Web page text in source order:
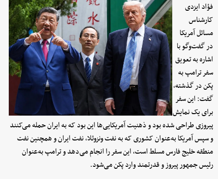
فؤاد ایزدی
کارشناس
مسائل آمریکا
در گفت‌وگو با
اشاره به تعویق
سفر ترامپ به
پکن در گذشته،
گفت: این سفر
برای یک نمایش
پیروزی طراحی شده بود و ذهنیت آمریکایی‌ها این بود که به ایران حمله می‌کنند
و سپس آمریکا به‌عنوان کشوری که به نفت ونزوئلا، نفت ایران و همچنین نفت
منطقه خلیج فارس مسلط است، این سفر را انجام می‌دهد و ترامپ به‌عنوان
رئیس جمهور پیروز و قدرتمند وارد پکن می‌شود.